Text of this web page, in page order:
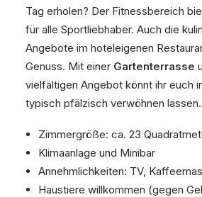
Tag erholen? Der Fitnessbereich
für alle Sportliebhaber. Auch die
Angebote im hoteleigenen
Genuss. Mit einer Gartenterrasse
vielfältigen Angebot könnt ihr euch
typisch pfälzisch verwöhnen lassen.
Zimmergröße: ca. 23
Klimaanlage und Minibar
Annehmlichkeiten: TV,
Haustiere willkommen (gegen